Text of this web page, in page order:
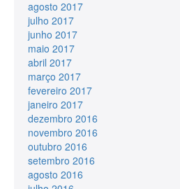
agosto 2017
julho 2017
junho 2017
maio 2017
abril 2017
março 2017
fevereiro 2017
janeiro 2017
dezembro 2016
novembro 2016
outubro 2016
setembro 2016
agosto 2016